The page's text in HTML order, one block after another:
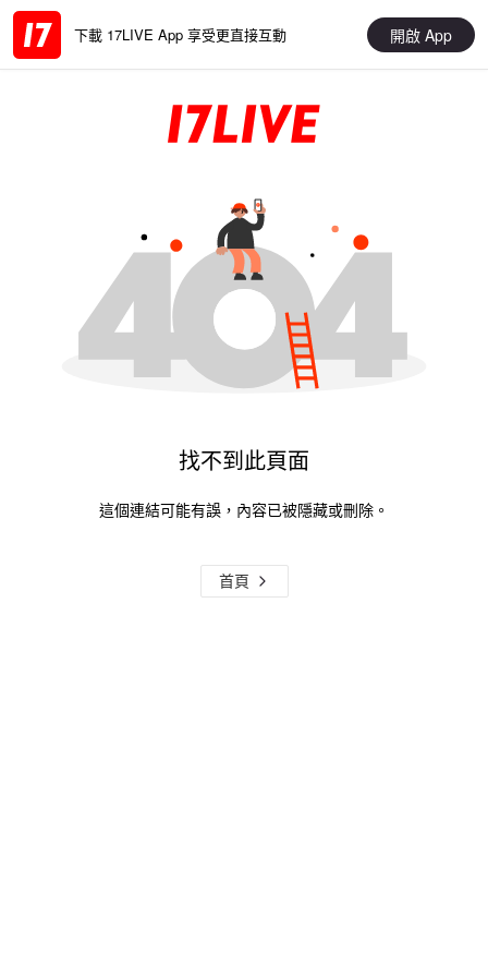
下載 17LIVE App 享受更直接互動 開啟 App
找不到此頁面
這個連結可能有誤，內容已被隱藏或刪除。
首頁